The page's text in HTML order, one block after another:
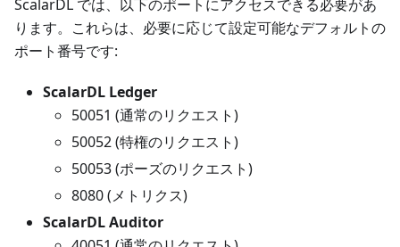
ScalarDL では、以下のポートにアクセスできる必要があ
ります。これらは、必要に応じて設定可能なデフォルトの
ポート番号です:
ScalarDL Ledger
50051 (通常のリクエスト)
50052 (特権のリクエスト)
50053 (ポーズのリクエスト)
8080 (メトリクス)
ScalarDL Auditor